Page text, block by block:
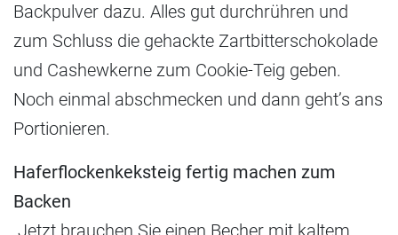
Backpulver dazu. Alles gut durchrühren und
zum Schluss die gehackte Zartbitterschokolade
und Cashewkerne zum Cookie-Teig geben.
Noch einmal abschmecken und dann geht’s ans
Portionieren.
Haferflockenkeksteig fertig machen zum
Backen